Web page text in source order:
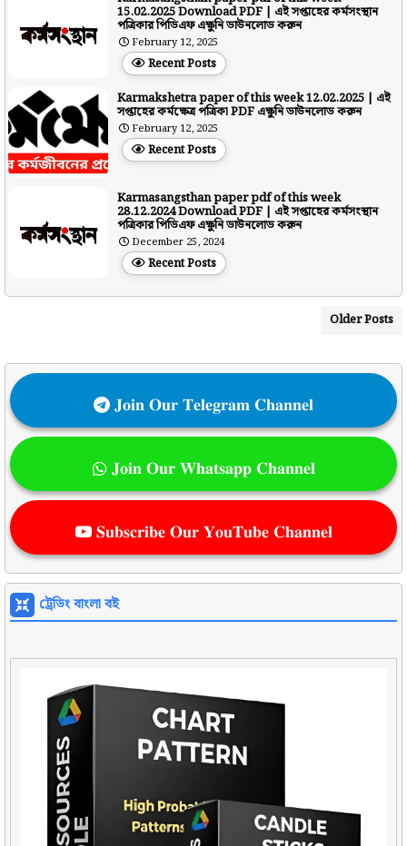
15.02.2025 Download PDF | এই সপ্তাহের কর্মসংস্থান
পত্রিকার পিডিএফ এক্ষুনি ডাউনলোড করুন
February 12, 2025
Recent Posts
Karmakshetra paper of this week 12.02.2025 | এই
সপ্তাহের কর্মক্ষেত্র পত্রিকা PDF এক্ষুনি ডাউনলোড করুন
February 12, 2025
Recent Posts
Karmasangsthan paper pdf of this week
28.12.2024 Download PDF | এই সপ্তাহের কর্মসংস্থান
পত্রিকার পিডিএফ এক্ষুনি ডাউনলোড করুন
December 25, 2024
Recent Posts
Older Posts
𝐉𝐨𝐢𝐧 𝐎𝐮𝐫 𝐓𝐞𝐥𝐞𝐠𝐫𝐚𝐦 𝐂𝐡𝐚𝐧𝐧𝐞𝐥
𝐉𝐨𝐢𝐧 𝐎𝐮𝐫 𝐖𝐡𝐚𝐭𝐬𝐚𝐩𝐩 𝐂𝐡𝐚𝐧𝐧𝐞𝐥
𝐒𝐮𝐛𝐬𝐜𝐫𝐢𝐛𝐞 𝐎𝐮𝐫 𝐘𝐨𝐮𝐓𝐮𝐛𝐞 𝐂𝐡𝐚𝐧𝐧𝐞𝐥
ট্রেডিং বাংলা বই